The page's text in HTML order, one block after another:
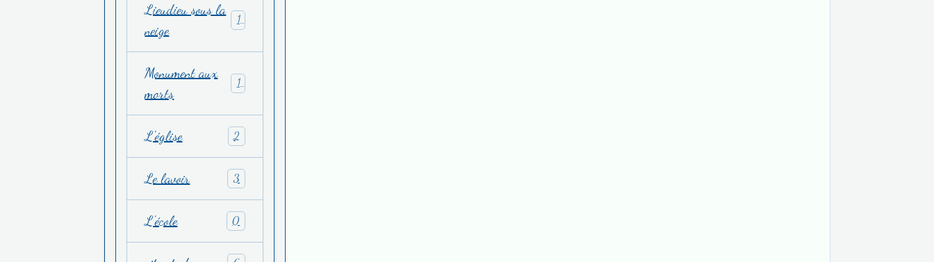
Lieudieu sous la
neige
1
Monument aux
morts
1
L'église 2
Le lavoir 3
L'école 0